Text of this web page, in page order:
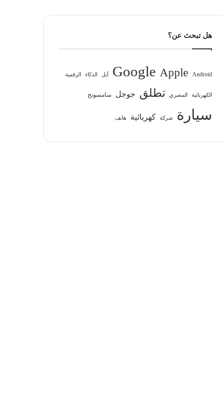
هل تبحث عن؟
Android
Apple
Google آبل الذكاء الرقمية
الكهربائية المصري تطلق جوجل سامسونج
سيارة شركة كهربائية هاتف